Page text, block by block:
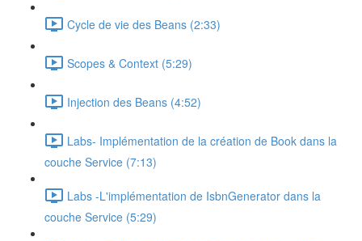
Cycle de vie des Beans (2:33)
Scopes & Context (5:29)
Injection des Beans (4:52)
Labs- Implémentation de la création de Book dans la
couche Service (7:13)
Labs -L'implémentation de IsbnGenerator dans la
couche Service (5:29)